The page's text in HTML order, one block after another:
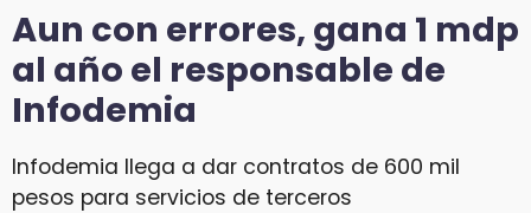
Aun con errores, gana 1 mdp
al año el responsable de
Infodemia
Infodemia llega a dar contratos de 600 mil
pesos para servicios de terceros